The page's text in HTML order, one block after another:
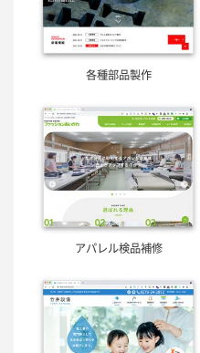
各種部品製作
アパレル検品補修